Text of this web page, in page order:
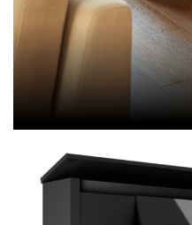
Die LX-
fortschrittlichste
exklusiv von